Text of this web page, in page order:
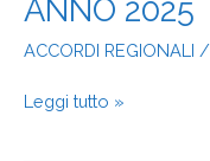
ANNO 2025
ACCORDI REGIONALI /
MEDICINA
GENERALE
2025
Leggi tutto »